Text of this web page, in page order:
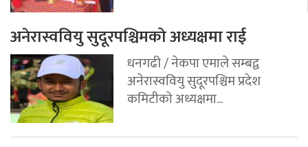
अनेरास्ववियु सुदूरपश्चिमको अध्यक्षमा राई
धनगढी / नेकपा एमाले सम्बद्व
अनेरास्ववियु सुदूरपश्चिम प्रदेश
कमिटीको अध्यक्षमा...